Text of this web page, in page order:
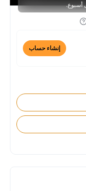
إنشاء حساب